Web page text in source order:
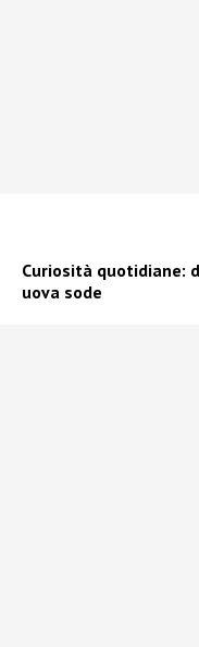
Curiosità quotidiane:
uova sode